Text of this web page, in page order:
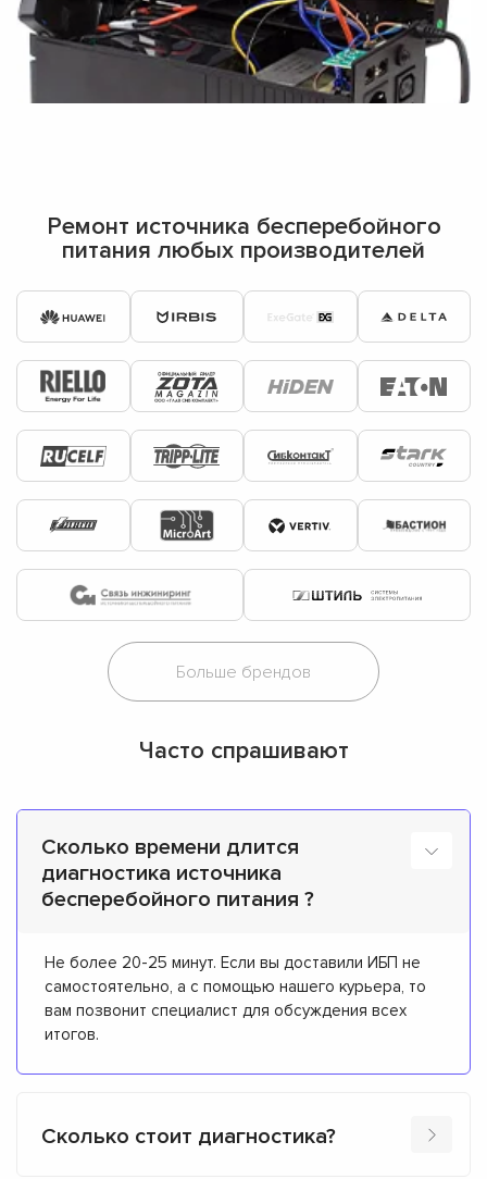
Ремонт источника бесперебойного
питания любых производителей
Часто спрашивают
Сколько времени длится
диагностика источника
бесперебойного питания ?
Не более 20-25 минут. Если вы доставили ИБП не
самостоятельно, а с помощью нашего курьера, то
вам позвонит специалист для обсуждения всех
итогов.
Сколько стоит диагностика?